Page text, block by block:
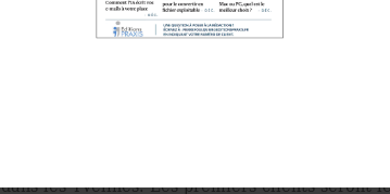
s’occuper de transporter les
de service sera disponible. Amazon
DoorDash s’est associé à Wing, une
d’être plus compliqué, voire impossible à
d’autres solutions. Carrefour
fournis par Goggo Network, une startup
les Yvelines. Les premiers clients seront